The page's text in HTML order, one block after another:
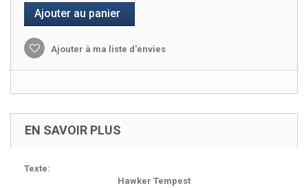
Ajouter au panier
Ajouter à ma liste d'envies
EN SAVOIR PLUS
Texte:
Hawker Tempest